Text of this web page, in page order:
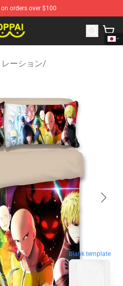
orders over $100
Merchandise Shop
ーション/
blank template